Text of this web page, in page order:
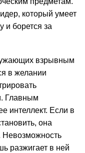
который умеет
и борется за
взрывным
в желании
Главным
интеллект. Если в
она
Невозможность
разжигает в ней